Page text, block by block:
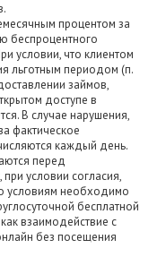
процентом за
беспроцентного
условии, что клиентом
льготным периодом (п.
займов,
доступе в
В случае нарушения,
фактическое
каждый день.
перед
условии согласия,
условиям необходимо
бесплатной
взаимодействие с
без посещения